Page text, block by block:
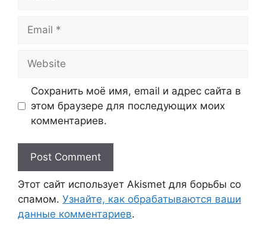
Сохранить моё имя, email и адрес сайта в
этом браузере для последующих моих
комментариев.
Этот сайт использует Akismet для борьбы со
спамом. Узнайте, как обрабатываются ваши
данные комментариев.